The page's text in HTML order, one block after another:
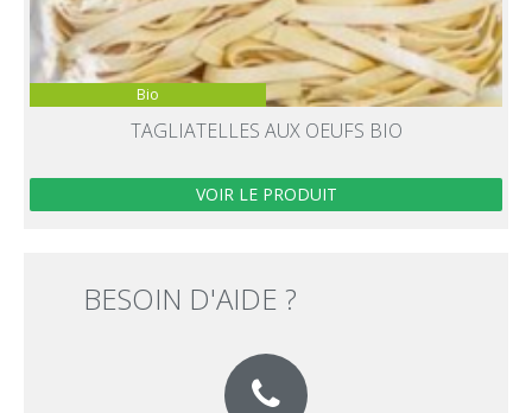
Bio
TAGLIATELLES AUX OEUFS BIO
VOIR LE PRODUIT
BESOIN D'AIDE ?